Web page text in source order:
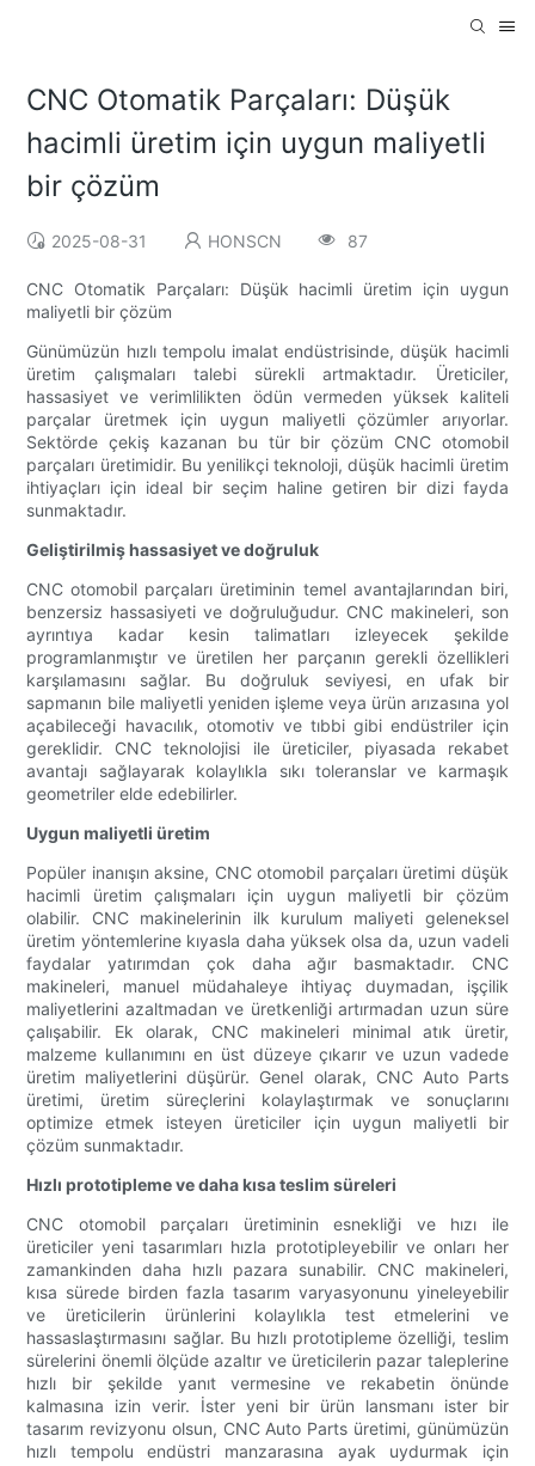
CNC Otomatik Parçaları: Düşük
hacimli üretim için uygun maliyetli
bir çözüm
2025-08-31 HONSCN 87
CNC Otomatik Parçaları: Düşük hacimli üretim için uygun
maliyetli bir çözüm
Günümüzün hızlı tempolu imalat endüstrisinde, düşük hacimli
üretim çalışmaları talebi sürekli artmaktadır. Üreticiler,
hassasiyet ve verimlilikten ödün vermeden yüksek kaliteli
parçalar üretmek için uygun maliyetli çözümler arıyorlar.
Sektörde çekiş kazanan bu tür bir çözüm CNC otomobil
parçaları üretimidir. Bu yenilikçi teknoloji, düşük hacimli üretim
ihtiyaçları için ideal bir seçim haline getiren bir dizi fayda
sunmaktadır.
Geliştirilmiş hassasiyet ve doğruluk
CNC otomobil parçaları üretiminin temel avantajlarından biri,
benzersiz hassasiyeti ve doğruluğudur. CNC makineleri, son
ayrıntıya kadar kesin talimatları izleyecek şekilde
programlanmıştır ve üretilen her parçanın gerekli özellikleri
karşılamasını sağlar. Bu doğruluk seviyesi, en ufak bir
sapmanın bile maliyetli yeniden işleme veya ürün arızasına yol
açabileceği havacılık, otomotiv ve tıbbi gibi endüstriler için
gereklidir. CNC teknolojisi ile üreticiler, piyasada rekabet
avantajı sağlayarak kolaylıkla sıkı toleranslar ve karmaşık
geometriler elde edebilirler.
Uygun maliyetli üretim
Popüler inanışın aksine, CNC otomobil parçaları üretimi düşük
hacimli üretim çalışmaları için uygun maliyetli bir çözüm
olabilir. CNC makinelerinin ilk kurulum maliyeti geleneksel
üretim yöntemlerine kıyasla daha yüksek olsa da, uzun vadeli
faydalar yatırımdan çok daha ağır basmaktadır. CNC
makineleri, manuel müdahaleye ihtiyaç duymadan, işçilik
maliyetlerini azaltmadan ve üretkenliği artırmadan uzun süre
çalışabilir. Ek olarak, CNC makineleri minimal atık üretir,
malzeme kullanımını en üst düzeye çıkarır ve uzun vadede
üretim maliyetlerini düşürür. Genel olarak, CNC Auto Parts
üretimi, üretim süreçlerini kolaylaştırmak ve sonuçlarını
optimize etmek isteyen üreticiler için uygun maliyetli bir
çözüm sunmaktadır.
Hızlı prototipleme ve daha kısa teslim süreleri
CNC otomobil parçaları üretiminin esnekliği ve hızı ile
üreticiler yeni tasarımları hızla prototipleyebilir ve onları her
zamankinden daha hızlı pazara sunabilir. CNC makineleri,
kısa sürede birden fazla tasarım varyasyonunu yineleyebilir
ve üreticilerin ürünlerini kolaylıkla test etmelerini ve
hassaslaştırmasını sağlar. Bu hızlı prototipleme özelliği, teslim
sürelerini önemli ölçüde azaltır ve üreticilerin pazar taleplerine
hızlı bir şekilde yanıt vermesine ve rekabetin önünde
kalmasına izin verir. İster yeni bir ürün lansmanı ister bir
tasarım revizyonu olsun, CNC Auto Parts üretimi, günümüzün
hızlı tempolu endüstri manzarasına ayak uydurmak için